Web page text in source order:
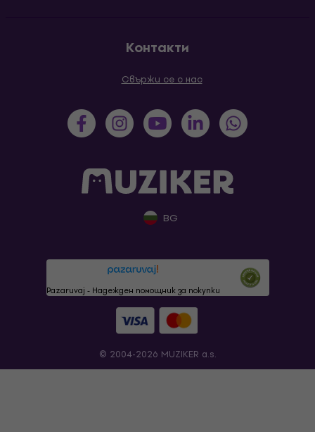
Контакти
Свържи се с нас
BG
Pazaruvaj - Надежден помощник за покупки
© 2004-2026 MUZIKER a.s.